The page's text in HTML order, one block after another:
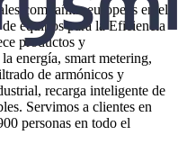
compañías europeas en el
equipos para la Eficiencia
productos y
energía, smart metering,
de armónicos y
recarga inteligente de
Servimos a clientes en
personas en todo el